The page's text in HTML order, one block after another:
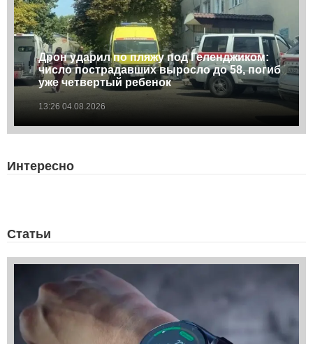
Дрон ударил по пляжу под Геленджиком:
число пострадавших выросло до 58, погиб
уже четвертый ребенок
13:26 04.08.2026
Интересно
Статьи